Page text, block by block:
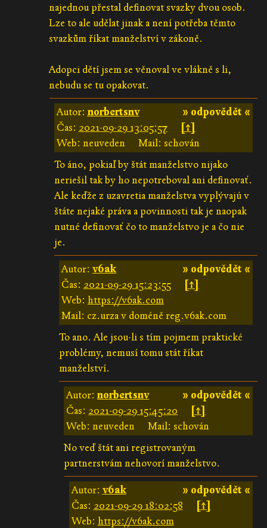
najednou přestal definovat svazky dvou osob.
Lze to ale udělat jinak a není potřeba těmto
svazkům říkat manželství v zákoně.
Adopci dětí jsem se věnoval ve vlákně s li,
nebudu se tu opakovat.
» odpovědět «
Autor:norbertsnv
Čas: 2021-09-29 13:05:57
[↑]
Web: neuveden
Mail: schován
To áno, pokiaľ by štát manželstvo nijako
neriešil tak by ho nepotreboval ani definovať.
Ale keďže z uzavretia manželstva vyplývajú v
štáte nejaké práva a povinnosti tak je naopak
nutné definovať čo to manželstvo je a čo nie
je.
» odpovědět «
Autor: v6ak
Čas: 2021-09-29 15:23:55
[↑]
Web: https://v6ak.com
Mail: cz.urza v doméně reg.v6ak.com
To ano. Ale jsou-li s tím pojmem praktické
problémy, nemusí tomu stát říkat
manželství.
» odpovědět «
Autor:norbertsnv
Čas: 2021-09-29 15:45:20
[↑]
Web: neuveden
Mail: schován
No veď štát ani registrovaným
partnerstvám nehovorí manželstvo.
» odpovědět «
Autor: v6ak
Čas: 2021-09-29 18:02:58
[↑]
Web: https://v6ak.com